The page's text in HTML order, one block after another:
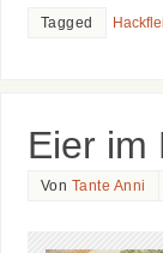
Tagged
Eier im
Von Tante Anni